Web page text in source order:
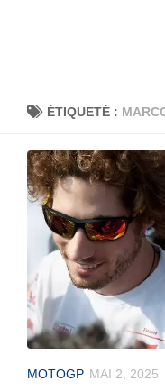
ÉTIQUETÉ :
MOTOGP MAI 2, 2025